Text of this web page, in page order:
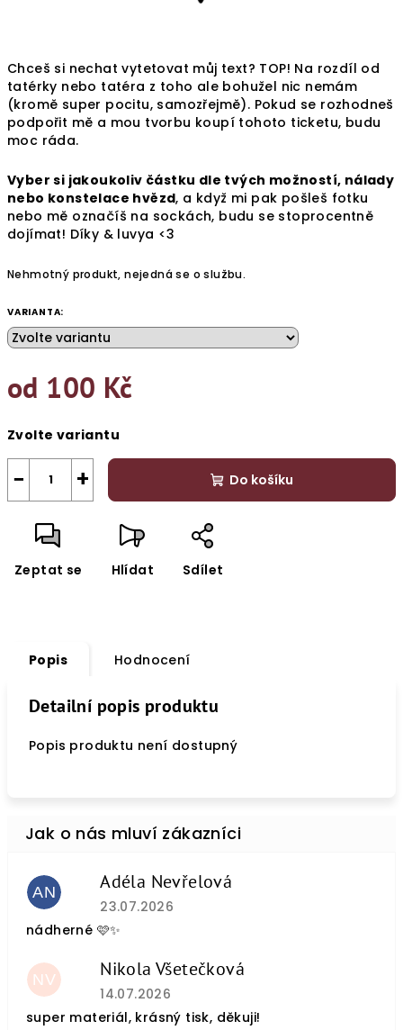
Chceš si nechat vytetovat můj text? TOP! Na rozdíl od
tatérky nebo tatéra z toho ale bohužel nic nemám
(kromě super pocitu, samozřejmě). Pokud se rozhodneš
podpořit mě a mou tvorbu koupí tohoto ticketu, budu
moc ráda.
Vyber si jakoukoliv částku dle tvých možností, nálady
nebo konstelace hvězd, a když mi pak pošleš fotku
nebo mě označíš na sockách, budu se stoprocentně
dojímat! Díky & luvya <3
Nehmotný produkt, nejedná se o službu.
VARIANTA:
od 100 Kč
cena:
Zvolte variantu
+
− Do košíku
Zeptat se Hlídat Sdílet
Popis Hodnocení
Detailní popis produktu
Popis produktu není dostupný
AN Adéla Nevřelová
Hodnocení obchodu je 5 z 5 hvězdiček.
23.07.2026
nádherné 🩷✨
NV Nikola Všetečková
Hodnocení obchodu je 5 z 5 hvězdiček.
14.07.2026
super materiál, krásný tisk, děkuji!